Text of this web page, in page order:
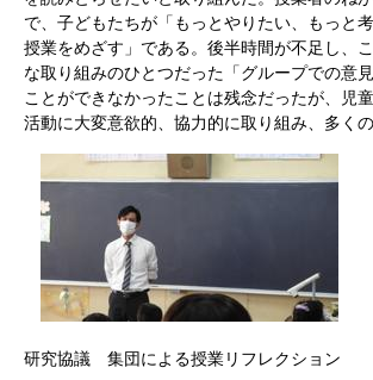
で、子どもたちが「もっとやりたい、もっと
授業をめざす」である。後半時間が不足し、
な取り組みのひとつだった「グループでの意
ことができなかったことは残念だったが、
児
活動に大変意欲的、協力的に取り組み、多く
研究協議 集団による授業リフレクション